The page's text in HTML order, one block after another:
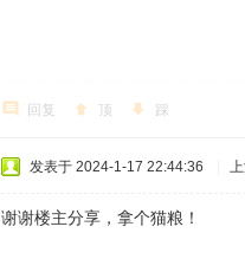
回复 顶 踩
发表于 2024-1-17 22:44:36
谢谢楼主分享，拿个猫粮！